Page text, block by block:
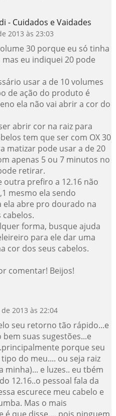
- Cuidados e Vaidades
2013 às 23:03
30 porque eu só tinha
mas eu indiquei 20 pode
usar a de 10 volumes
de ação do produto é
ela não vai abrir a cor do
abrir cor na raiz para
tem que ser com OX 30
matizar pode usar a de 20
apenas 5 ou 7 minutos no
retirar.
outra prefiro a 12.16 não
mesmo ela sendo
ela abre pro dourado na
forma, busque ajuda
para ele dar uma
cor dos seus cabelos.
comentar! Beijos!
2013 às 22:04
seu retorno tão rápido...e
suas sugestões...e
porque seu
do meu.... ou seja raiz
minha)... e luzes.. eu tbém
12.16..o pessoal fala da
escurece meu cabelo e
Mas o mais